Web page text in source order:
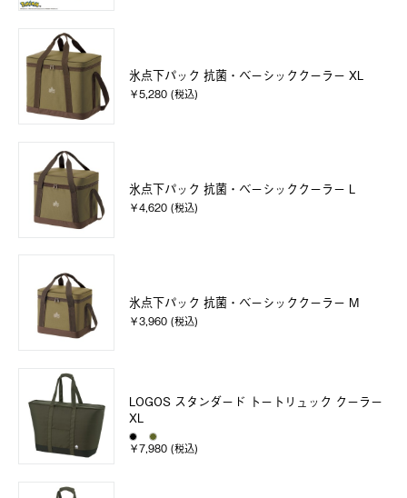
氷点下パック 抗菌・ベーシッククーラー XL
￥5,280 (税込)
氷点下パック 抗菌・ベーシッククーラー L
￥4,620 (税込)
氷点下パック 抗菌・ベーシッククーラー M
￥3,960 (税込)
LOGOS スタンダード トートリュック クーラー
XL
￥7,980 (税込)